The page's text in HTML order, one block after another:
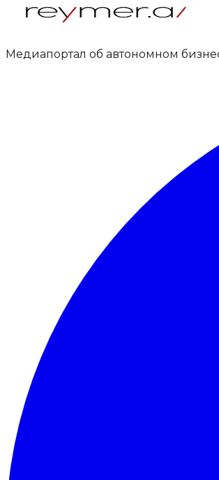
Медиапортал об автономном